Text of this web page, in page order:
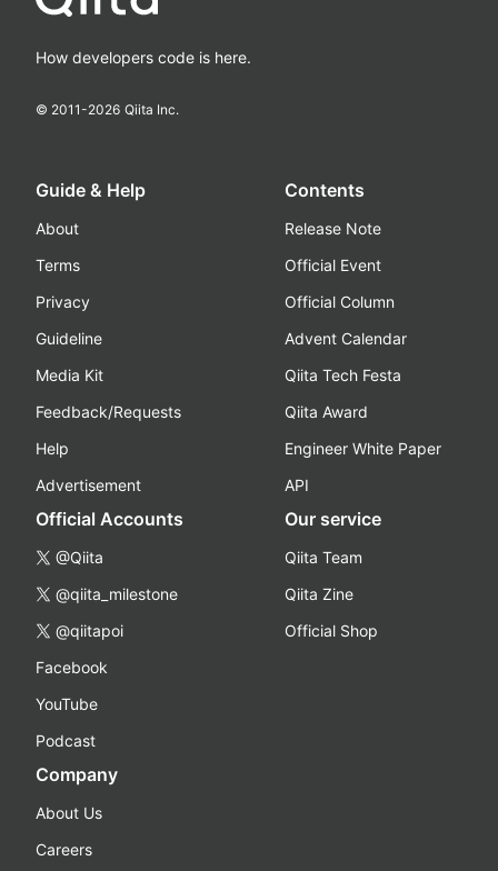
How developers code is here.
© 2011-2026 Qiita Inc.
Guide & Help
About
Terms
Privacy
Guideline
Media Kit
Feedback/Requests
Help
Advertisement
Contents
Release Note
Official Event
Official Column
Advent Calendar
Qiita Tech Festa
Qiita Award
Engineer White Paper
API
Official Accounts
@Qiita
@qiita_milestone
@qiitapoi
Facebook
YouTube
Podcast
Our service
Qiita Team
Qiita Zine
Official Shop
Company
About Us
Careers